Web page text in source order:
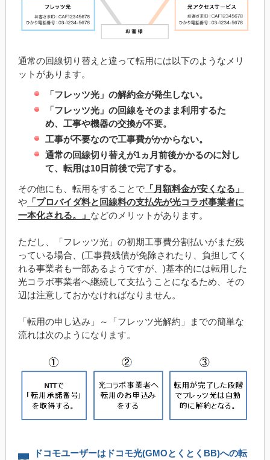
通常の回線切り替えと違って転用には以下のようなメリ
ットがあります。
「フレッツ光」の解約金が発生しない。
「フレッツ光」の回線をそのまま利用するた
め、工事や機器の交換が不要。
工事が不要なので工事費がかからない。
通常の回線切り替えが1ヵ月前後かかるのに対し
て、転用は10日前後で完了する。
その他にも、転用をすることで「月額料金が安くなる」
や「プロバイダ料と回線料の支払先が光コラボ事業者に
一本化される。」 などのメリットがあります。
ただし、「フレッツ光」の初期工事費分割払いがまだ残
っている場合、(工事費残債が免除されたり、負担してく
れる事業者も一部あるようですが、)基本的には転用した
光コラボ事業者へ継続して支払うことになるため、その
辺は注意しておかなければなりません。
「転用の申し込み」～「フレッツ光解約」までの簡単な
流れは次のようになります。
ドコモユーザーはドコモ光(GMOとくとくBB)への転